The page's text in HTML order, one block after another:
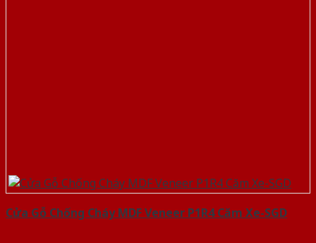
Cửa Gỗ Chống Cháy MDF Veneer P1R4 Căm Xe-SGD